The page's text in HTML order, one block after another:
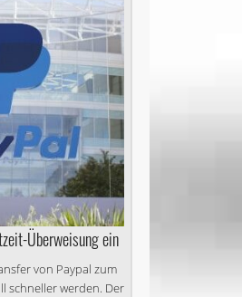
Überweisung ein
von Paypal zum
schneller werden. Der